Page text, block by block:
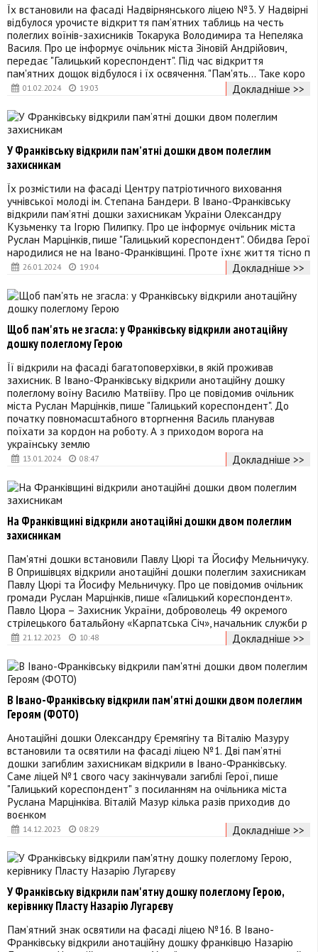
01.02.2024 19:03
Їх встановили на фасаді Надвірнянського ліцею №3. У Надвірні
відбулося урочисте відкриття памʼятних таблиць на честь
полеглих воїнів-захисників Токарука Володимира та Непеляка
Василя. Про це інформує очільник міста Зіновій Андрійович,
передає "Галицький кореспондент". Під час відкриття
пам'ятних дощок відбулося і їх освячення. "Пам'ять… Таке коро
Докладніше >>
26.01.2024 19:04
У Франківську відкрили памʼятні дошки двом полеглим
захисникам
Їх розмістили на фасаді Центру патріотичного виховання
учнівської молоді ім. Степана Бандери. В Івано-Франківську
відкрили памʼятні дошки захисникам України Олександру
Кузьменку та Ігорю Пилипку. Про це інформує очільник міста
Руслан Марцінків, пише "Галицький кореспондент". Обидва Герої
народилися не на Івано-Франківщині. Проте їхнє життя тісно п
Докладніше >>
13.01.2024 08:47
Щоб пам'ять не згасла: у Франківську відкрили анотаційну
дошку полеглому Герою
Її відкрили на фасаді багатоповерхівки, в якій проживав
захисник. В Івано-Франківську відкрили анотаційну дошку
полеглому воїну Василю Матвіїву. Про це повідомив очільник
міста Руслан Марцінків, пише "Галицький кореспондент". До
початку повномасштабного вторгнення Василь планував
поїхати за кордон на роботу. А з приходом ворога на
українську землю
Докладніше >>
21.12.2023 10:48
На Франківщині відкрили анотаційні дошки двом полеглим
захисникам
Пам'ятні дошки встановили Павлу Цюрі та Йосифу Мельничуку.
В Опришівцях відкрили анотаційні дошки полеглим захисникам
Павлу Цюрі та Йосифу Мельничуку. Про це повідомив очільник
громади Руслан Марцінків, пише «Галицький кореспондент».
Павло Цюра – Захисник України, доброволець 49 окремого
стрілецького батальйону «Карпатська Січ», начальник служби р
Докладніше >>
14.12.2023 08:29
В Івано-Франківську відкрили пам'ятні дошки двом полеглим
Героям (ФОТО)
Анотаційні дошки Олександру Єремягіну та Віталію Мазуру
встановили та освятили на фасаді ліцею №1. Дві пам’ятні
дошки загиблим захисникам відкрили в Івано-Франківську.
Саме ліцей №1 свого часу закінчували загиблі Герої, пише
"Галицький кореспондент" з посиланням на очільника міста
Руслана Марцінківа. Віталій Мазур кілька разів приходив до
воєнком
Докладніше >>
У Франківську відкрили пам'ятну дошку полеглому Герою,
керівнику Пласту Назарію Лугарєву
Пам’ятний знак освятили на фасаді ліцею №16. В Івано-
Франківську відкрили анотаційну дошку франківцю Назарію